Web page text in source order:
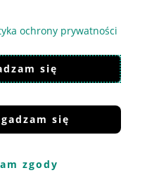
ochrony prywatności
się
się
zgody
akceptacjęregulaminu